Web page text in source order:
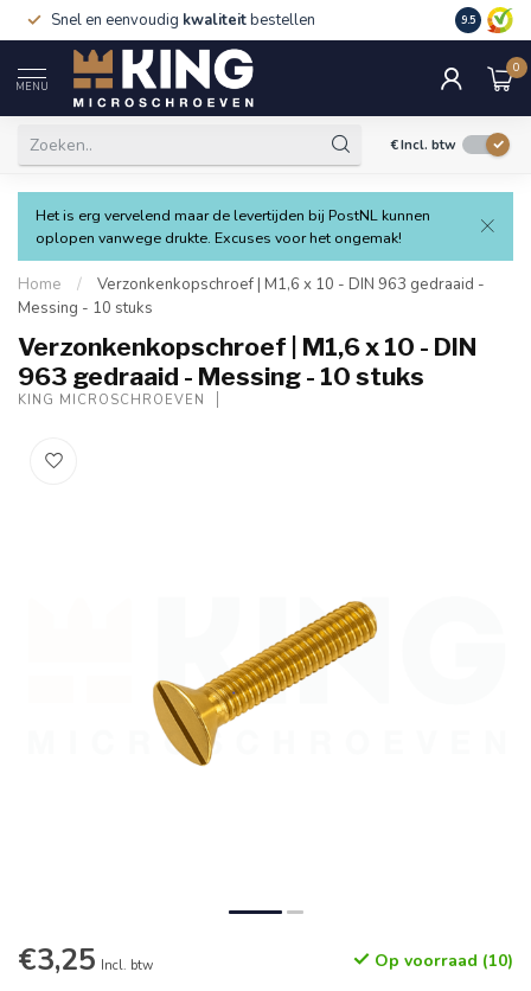
Snel en eenvoudig kwaliteitbestellen 9.5
MENU
0
€Incl. btw
Het is erg vervelend maar de levertijden bij PostNL kunnen
oplopen vanwege drukte. Excuses voor het ongemak!
Home /
Verzonkenkopschroef | M1,6 x 10 - DIN 963 gedraaid -
Messing - 10 stuks
Verzonkenkopschroef | M1,6 x 10 - DIN
963 gedraaid - Messing - 10 stuks
KING MICROSCHROEVEN
€3,25 Incl. btw Op voorraad (10)